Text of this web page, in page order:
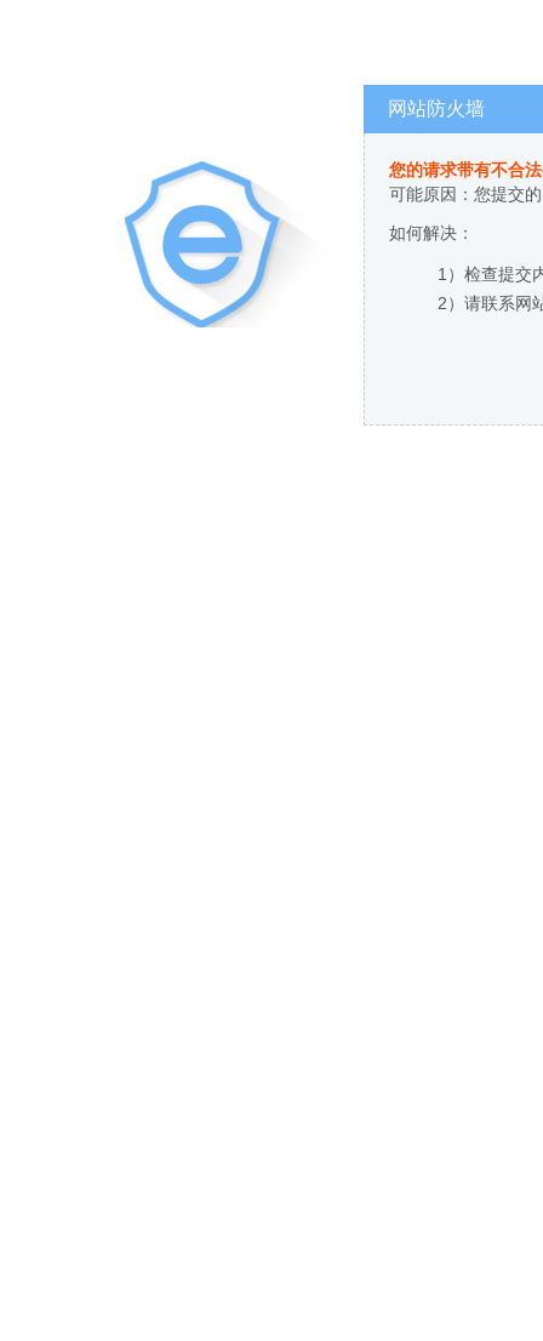
网站防火墙
您的请求带有不合
可能原因：您提交
如何解决：
1）检查提交
2）请联系网